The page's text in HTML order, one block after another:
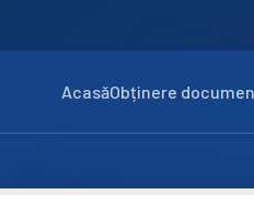
AcasăObținere